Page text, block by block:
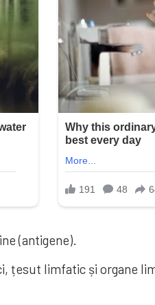
(antigene).
țesut limfatic și organe